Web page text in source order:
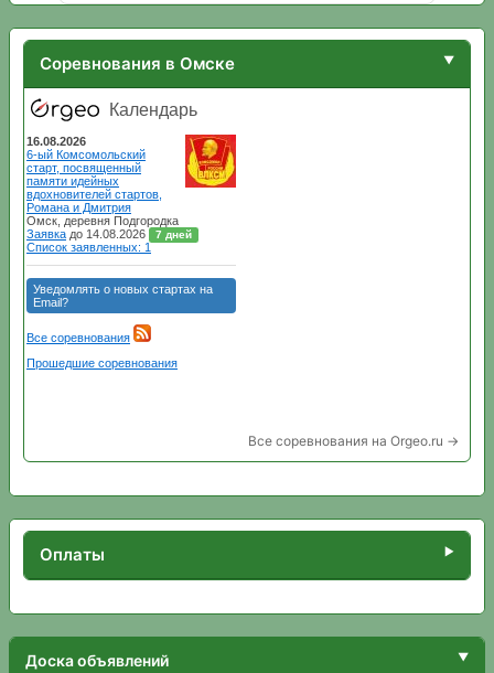
Соревнования в Омске
Все соревнования на Orgeo.ru →
Оплаты
Доска объявлений